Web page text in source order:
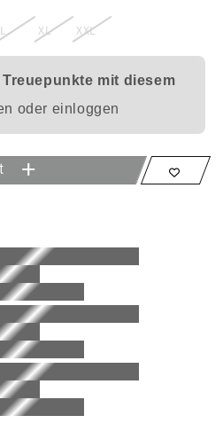
L XL XXL
Treuepunkte mit diesem
oder einloggen